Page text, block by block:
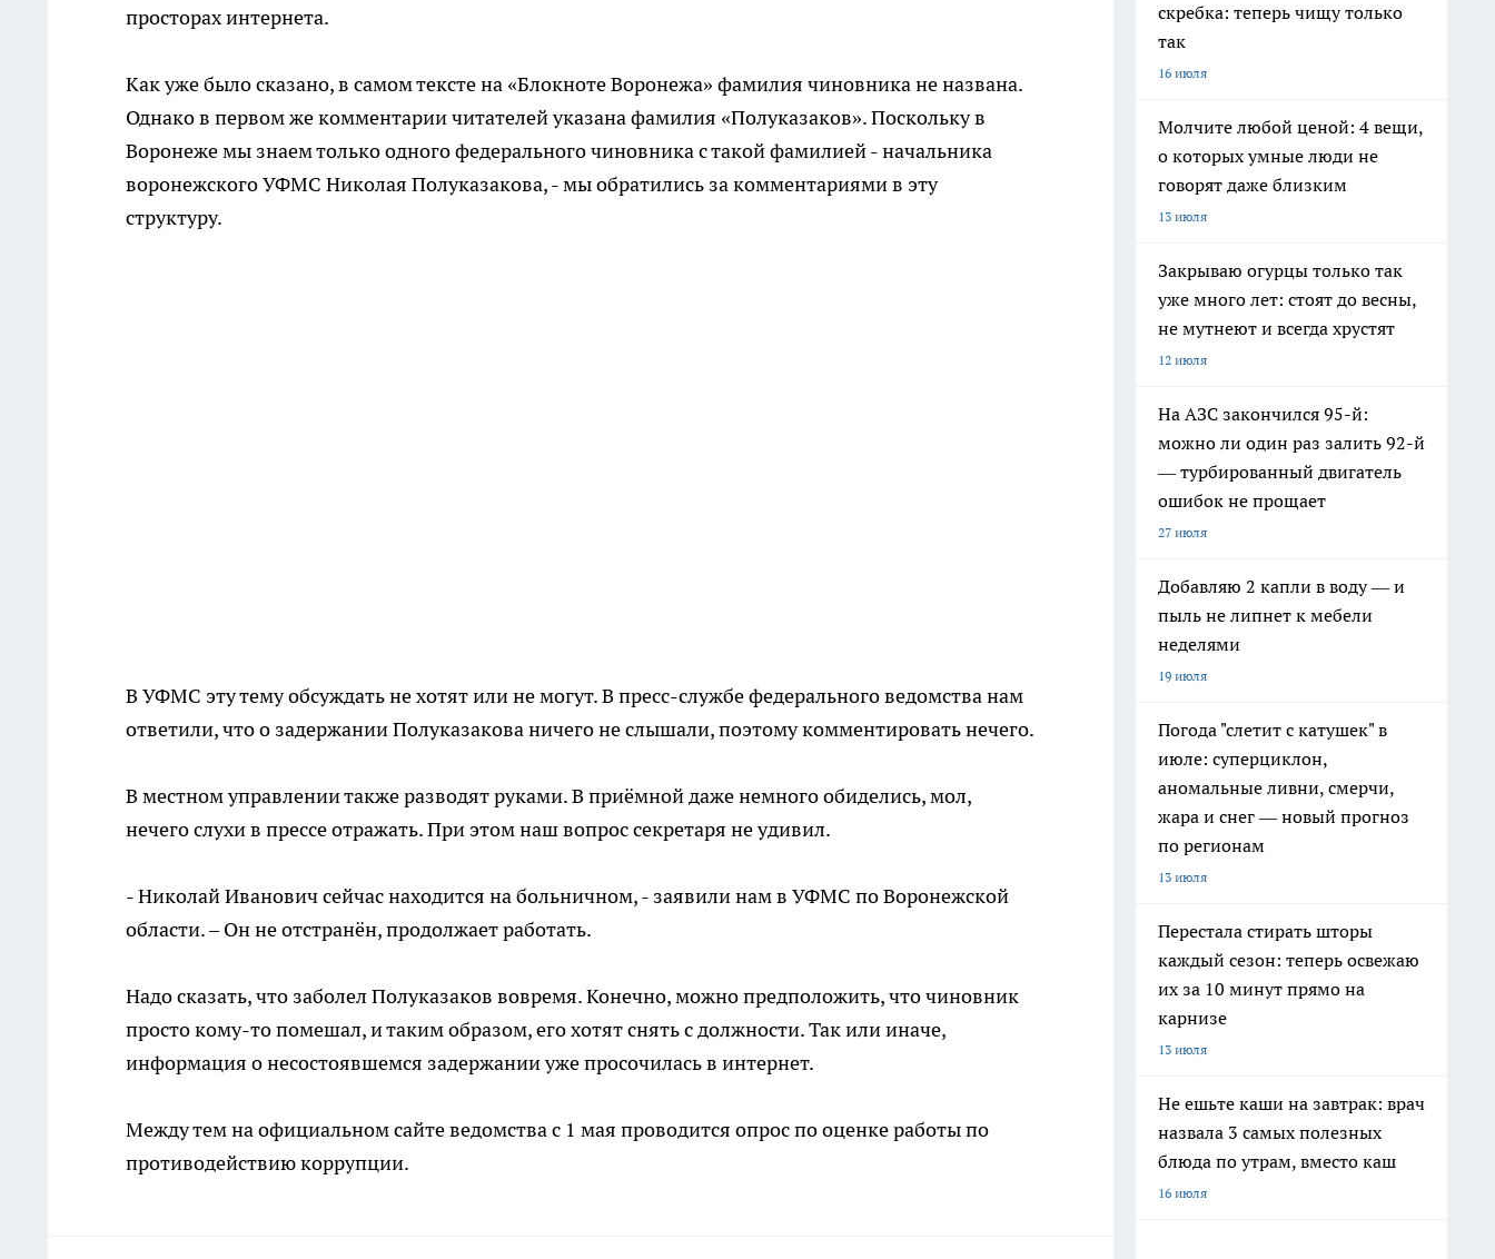
просторах интернета.
Как уже было сказано, в самом тексте на «Блокноте Воронежа» фамилия чиновника не названа.
Однако в первом же комментарии читателей указана фамилия «Полуказаков». Поскольку в
Воронеже мы знаем только одного федерального чиновника с такой фамилией - начальника
воронежского УФМС Николая Полуказакова, - мы обратились за комментариями в эту
структуру.
В УФМС эту тему обсуждать не хотят или не могут. В пресс-службе федерального ведомства нам
ответили, что о задержании Полуказакова ничего не слышали, поэтому комментировать нечего.
В местном управлении также разводят руками. В приёмной даже немного обиделись, мол,
нечего слухи в прессе отражать. При этом наш вопрос секретаря не удивил.
- Николай Иванович сейчас находится на больничном, - заявили нам в УФМС по Воронежской
области. – Он не отстранён, продолжает работать.
Надо сказать, что заболел Полуказаков вовремя. Конечно, можно предположить, что чиновник
просто кому-то помешал, и таким образом, его хотят снять с должности. Так или иначе,
информация о несостоявшемся задержании уже просочилась в интернет.
Между тем на официальном сайте ведомства с 1 мая проводится опрос по оценке работы по
противодействию коррупции.
скребка: теперь чищу только
так
16 июля
Молчите любой ценой: 4 вещи,
о которых умные люди не
говорят даже близким
13 июля
Закрываю огурцы только так
уже много лет: стоят до весны,
не мутнеют и всегда хрустят
12 июля
На АЗС закончился 95-й:
можно ли один раз залить 92-й
— турбированный двигатель
ошибок не прощает
27 июля
Добавляю 2 капли в воду — и
пыль не липнет к мебели
неделями
19 июля
Погода "слетит с катушек" в
июле: суперциклон,
аномальные ливни, смерчи,
жара и снег — новый прогноз
по регионам
13 июля
Перестала стирать шторы
каждый сезон: теперь освежаю
их за 10 минут прямо на
карнизе
13 июля
Не ешьте каши на завтрак: врач
назвала 3 самых полезных
блюда по утрам, вместо каш
16 июля